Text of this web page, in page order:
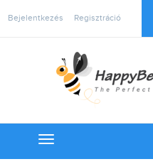
Bejelentkezés Regisztráció
Toggle
navigation